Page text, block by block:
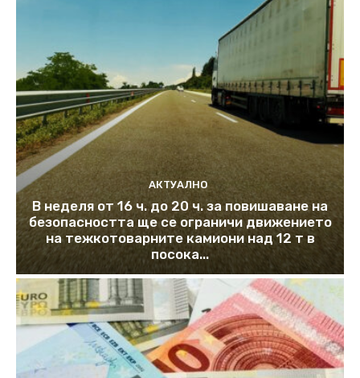
АКТУАЛНО
В неделя от 16 ч. до 20 ч. за повишаване на
безопасността ще се ограничи движението
на тежкотоварните камиони над 12 т в
посока...